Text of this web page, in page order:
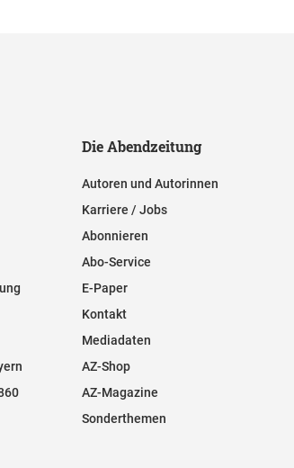
Die Abendzeitung
Autoren und Autorinnen
Karriere / Jobs
Abonnieren
Abo-Service
E-Paper
Kontakt
Mediadaten
AZ-Shop
AZ-Magazine
Sonderthemen